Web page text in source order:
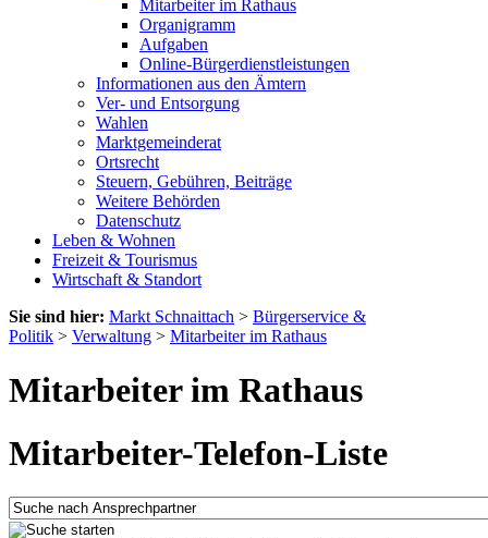
Mitarbeiter im Rathaus
Organigramm
Aufgaben
Online-Bürgerdienstleistungen
Informationen aus den Ämtern
Ver- und Entsorgung
Wahlen
Marktgemeinderat
Ortsrecht
Steuern, Gebühren, Beiträge
Weitere Behörden
Datenschutz
Leben & Wohnen
Freizeit & Tourismus
Wirtschaft & Standort
Sie sind hier: Markt Schnaittach > Bürgerservice &
Politik > Verwaltung > Mitarbeiter im Rathaus
Mitarbeiter im Rathaus
Mitarbeiter-Telefon-Liste